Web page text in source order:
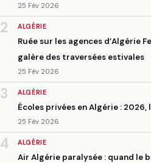
25 Fév 2026
2 ALGÉRIE
Ruée sur les agences d’Algérie
galère des traversées estivales
25 Fév 2026
3 ALGÉRIE
Écoles privées en Algérie :
25 Fév 2026
4 ALGÉRIE
Air Algérie paralysée : quand le